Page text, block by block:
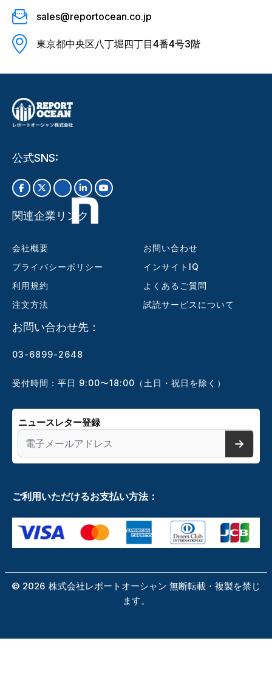
sales@reportocean.co.jp
東京都中央区八丁堀四丁目4番4号3階
公式SNS:
関連企業リンク
会社概要
プライバシーポリシー
利用規約
注文方法
お問い合わせ
インサイトIQ
よくあるご質問
試読サービスについて
お問い合わせ先：
03-6899-2648
受付時間：平日 9:00〜18:00（土日・祝日を除く）
ニュースレター登録
ご利用いただけるお支払い方法：
© 2026 株式会社レポートオーシャン 無断転載・複製を禁じ
ます。